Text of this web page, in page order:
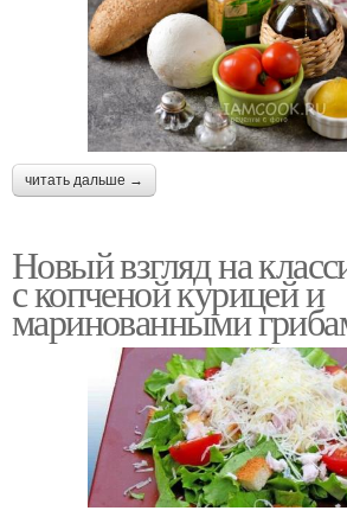
читать дальше →
Новый взгляд на
с копченой курицей и
маринованными